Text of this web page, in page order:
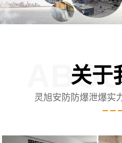
关于
灵旭安防防爆泄爆实